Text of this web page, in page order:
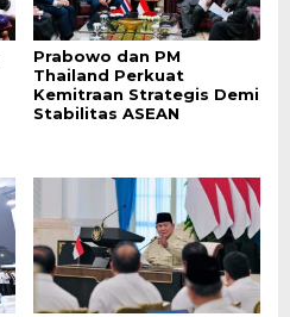
Prabowo dan PM
Thailand Perkuat
Kemitraan Strategis Demi
Stabilitas ASEAN